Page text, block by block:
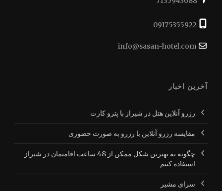
آخرین اخبار
رزرو آنلاین هتل در شیراز با پترو کارت
مقایسه رزرو آنلاین با رزرو به صورت حضوری
چگونه به بهترین شکل ممکن از 48 ساعت اقامتمان در شیراز
استفاده کنیم
سرای مشیر